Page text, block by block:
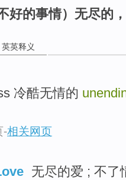
好的事情）无尽的
英英释义
冷酷无情的
-相关网页
无尽的爱 ; 不了